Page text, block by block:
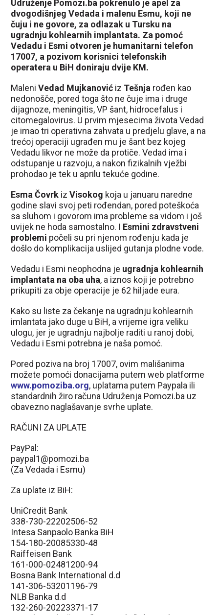
Udruženje Pomozi.ba pokrenulo je apel za
dvogodišnjeg Vedada i malenu Esmu, koji ne
čuju i ne govore, za odlazak u Tursku na
ugradnju kohlearnih implantata. Za pomoć
Vedadu i Esmi otvoren je humanitarni telefon
17007, a pozivom korisnici telefonskih
operatera u BiH doniraju dvije KM.
Maleni Vedad Mujkanović iz Tešnja rođen kao
nedonošče, pored toga što ne čuje ima i druge
dijagnoze, meningitis, VP šant, hidrocefalus i
citomegalovirus. U prvim mjesecima života Vedad
je imao tri operativna zahvata u predjelu glave, a na
trećoj operaciji ugrađen mu je šant bez kojeg
Vedadu likvor ne može da protiče. Vedad ima i
odstupanje u razvoju, a nakon fizikalnih vježbi
prohodao je tek u aprilu tekuće godine.
Esma Čovrk izVisokog koja u januaru naredne
godine slavi svoj peti rođendan, pored poteškoća
sa sluhom i govorom ima probleme sa vidom i još
uvijek ne hoda samostalno. I Esmini zdravstveni
problemi počeli su pri njenom rođenju kada je
došlo do komplikacija uslijed gutanja plodne vode.
Vedadu i Esmi neophodna je ugradnja kohlearnih
implantata na oba uha, a iznos koji je potrebno
prikupiti za obje operacije je 62 hiljade eura.
Kako su liste za čekanje na ugradnju kohlearnih
imlantata jako duge u BiH, a vrijeme igra veliku
ulogu, jer je ugradnju najbolje raditi u ranoj dobi,
Vedadu i Esmi potrebna je naša pomoć.
Pored poziva na broj 17007, ovim mališanima
možete pomoći donacijama putem web platforme
www.pomoziba.org, uplatama putem Paypala ili
standardnih žiro računa Udruženja Pomozi.ba uz
obavezno naglašavanje svrhe uplate.
RAČUNI ZA UPLATE
PayPal:
paypal1@pomozi.ba
(Za Vedada i Esmu)
Za uplate iz BiH:
UniCredit Bank
338-730-22202506-52
Intesa Sanpaolo Banka BiH
154-180-20085330-48
Raiffeisen Bank
161-000-02481200-94
Bosna Bank International d.d
141-306-53201196-79
NLB Banka d.d
132-260-20223371-17